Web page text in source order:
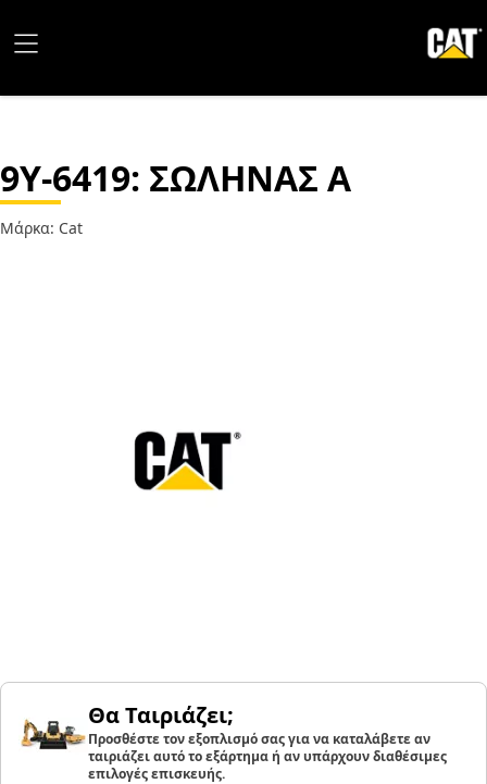
9Y-6419: ΣΩΛΗΝΑΣ A
Μάρκα: Cat
Θα Ταιριάζει;
Προσθέστε τον εξοπλισμό σας για να καταλάβετε αν
ταιριάζει αυτό το εξάρτημα ή αν υπάρχουν διαθέσιμες
επιλογές επισκευής.